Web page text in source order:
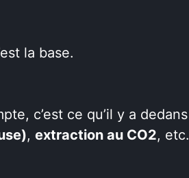
la base.
c’est ce qu’il y a dedans
, extraction au CO2, etc.